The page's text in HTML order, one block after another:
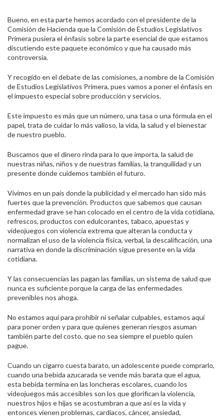
Bueno, en esta parte hemos acordado con el presidente de la
Comisión de Hacienda que la Comisión de Estudios Legislativos
Primera pusiera el énfasis sobre la parte esencial de que estamos
discutiendo este paquete económico y que ha causado más
controversia.
Y recogido en el debate de las comisiones, a nombre de la Comisión
de Estudios Legislativos Primera, pues vamos a poner el énfasis en
el impuesto especial sobre producción y servicios.
Este impuesto es más que un número, una tasa o una fórmula en el
papel, trata de cuidar lo más valioso, la vida, la salud y el bienestar
de nuestro pueblo.
Buscamos que el dinero rinda para lo que importa, la salud de
nuestras niñas, niños y de nuestras familias, la tranquilidad y un
presente donde cuidemos también el futuro.
Vivimos en un país donde la publicidad y el mercado han sido más
fuertes que la prevención. Productos que sabemos que causan
enfermedad grave se han colocado en el centro de la vida cotidiana,
refrescos, productos con edulcorantes, tabaco, apuestas y
videojuegos con violencia extrema que alteran la conducta y
normalizan el uso de la violencia física, verbal, la descalificación, una
narrativa en donde la discriminación sigue presente en la vida
cotidiana.
Y las consecuencias las pagan las familias, un sistema de salud que
nunca es suficiente porque la carga de las enfermedades
prevenibles nos ahoga.
No estamos aquí para prohibir ni señalar culpables, estamos aquí
para poner orden y para que quienes generan riesgos asuman
también parte del costo, que no sea siempre el pueblo quien
pague.
Cuando un cigarro cuesta barato, un adolescente puede comprarlo,
cuando una bebida azucarada se vende más barata que el agua,
esta bebida termina en las loncheras escolares, cuando los
videojuegos más accesibles son los que glorifican la violencia,
nuestros hijos e hijas se acostumbran a que así es la vida y
entonces vienen problemas, cardíacos, cáncer, ansiedad,